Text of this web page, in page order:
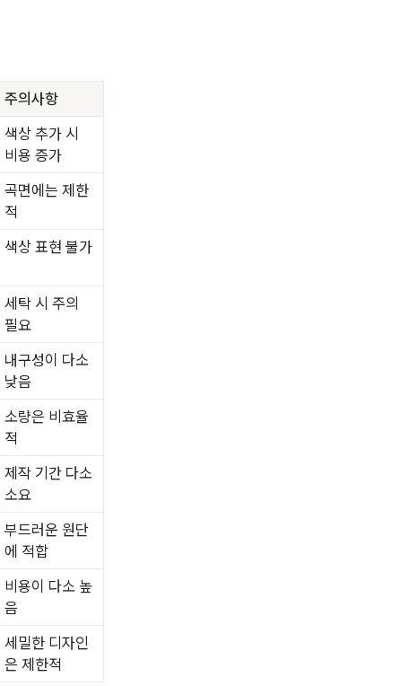
주의사항
색상 추가 시
비용 증가
곡면에는 제한
적
색상 표현 불가
세탁 시 주의
필요
내구성이 다소
낮음
소량은 비효율
적
제작 기간 다소
소요
부드러운 원단
에 적합
비용이 다소 높
음
세밀한 디자인
은 제한적